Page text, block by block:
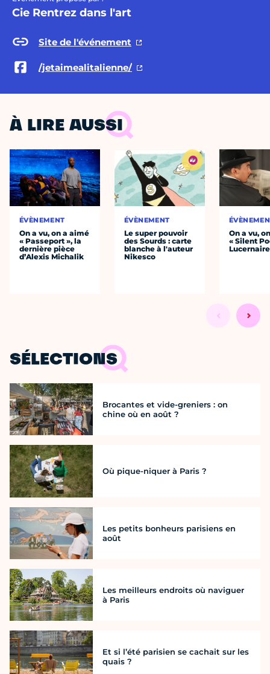
Cie Rentrez dans l'art
Site de l'événement
/jetaimealitalienne/
À LIRE AUSSI
ÉVÈNEMENT
On a vu, on a aimé
« Passeport », la
dernière pièce
d’Alexis Michalik
ÉVÈNEMENT
Le super pouvoir
des Sourds : carte
blanche à l'auteur
Nikesco
On a vu,
« Silent
Lucernaire
SÉLECTIONS
Brocantes et vide-greniers : on
chine où en août ?
Où pique-niquer à Paris ?
Les petits bonheurs parisiens en
août
Les meilleurs endroits où naviguer
à Paris
Et si l’été parisien se cachait sur les
quais ?